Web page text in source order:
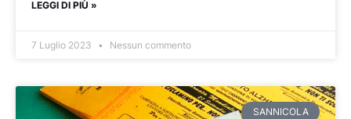
LEGGI DI PIÙ »
7 Luglio 2023 Nessun commento
SANNICOLA